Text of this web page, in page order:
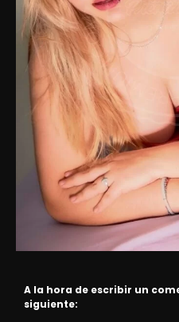
A la hora de escribir un
siguiente: